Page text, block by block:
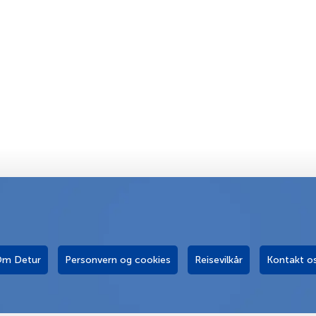
Detur Personvern og cookies Reisevilkår Kontakt